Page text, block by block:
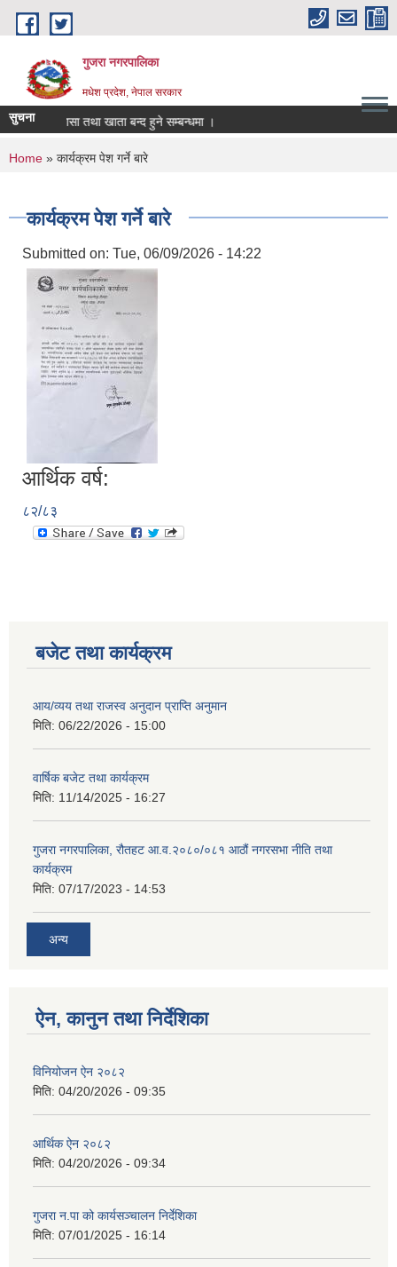
Skip to main content
गुजरा नगरपालिका
मधेश प्रदेश, नेपाल सरकार
सुचना
निकासा तथा खाता बन्द हुने सम्बन्धमा ।
You are here
Home » कार्यक्रम पेश गर्ने बारे
कार्यक्रम पेश गर्ने बारे
Submitted on: Tue, 06/09/2026 - 14:22
आर्थिक वर्ष:
८२/८३
बजेट तथा कार्यक्रम
आय/व्यय तथा राजस्व अनुदान प्राप्ति अनुमान
मिति: 06/22/2026 - 15:00
वार्षिक बजेट तथा कार्यक्रम
मिति: 11/14/2025 - 16:27
गुजरा नगरपालिका, रौतहट आ.व.२०८०/०८१ आठौं नगरसभा नीति तथा
कार्यक्रम
मिति: 07/17/2023 - 14:53
अन्य
ऐन, कानुन तथा निर्देशिका
विनियोजन ऐन २०८२
मिति: 04/20/2026 - 09:35
आर्थिक ऐन २०८२
मिति: 04/20/2026 - 09:34
गुजरा न.पा को कार्यसञ्चालन निर्देशिका
मिति: 07/01/2025 - 16:14